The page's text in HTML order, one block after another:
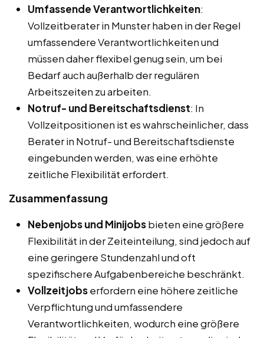
Umfassende Verantwortlichkeiten:
Vollzeitberater in Munster haben in der Regel
umfassendere Verantwortlichkeiten und
müssen daher flexibel genug sein, um bei
Bedarf auch außerhalb der regulären
Arbeitszeiten zu arbeiten.
Notruf- und Bereitschaftsdienst: In
Vollzeitpositionen ist es wahrscheinlicher, dass
Berater in Notruf- und Bereitschaftsdienste
eingebunden werden, was eine erhöhte
zeitliche Flexibilität erfordert.
Zusammenfassung
Nebenjobs und Minijobsbieten eine größere
Flexibilität in der Zeiteinteilung, sind jedoch auf
eine geringere Stundenzahl und oft
spezifischere Aufgabenbereiche beschränkt.
Vollzeitjobserfordern eine höhere zeitliche
Verpflichtung und umfassendere
Verantwortlichkeiten, wodurch eine größere